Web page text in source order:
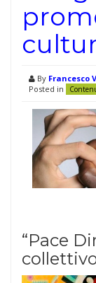
By Francesco
Posted in
“Pace